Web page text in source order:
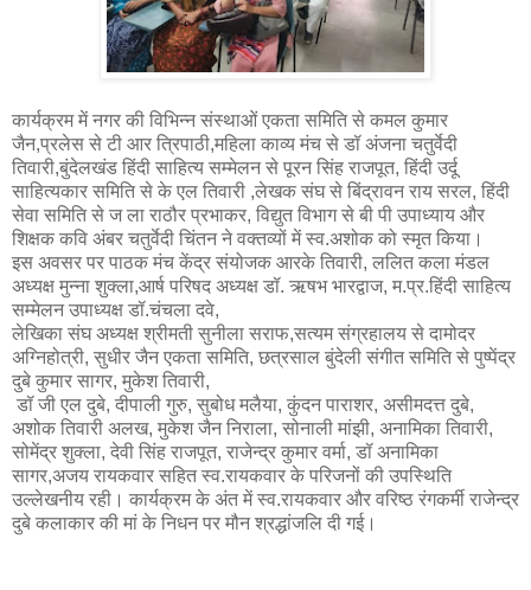
कार्यक्रम में नगर की विभिन्न संस्थाओं एकता समिति से कमल कुमार
जैन,प्रलेस से टी आर त्रिपाठी,महिला काव्य मंच से डॉ अंजना चतुर्वेदी
तिवारी,बुंदेलखंड हिंदी साहित्य सम्मेलन से पूरन सिंह राजपूत, हिंदी उर्दू
साहित्यकार समिति से के एल तिवारी ,लेखक संघ से बिंद्रावन राय सरल, हिंदी
सेवा समिति से ज ला राठौर प्रभाकर, विद्युत विभाग से बी पी उपाध्याय और
शिक्षक कवि अंबर‌ चतुर्वेदी चिंतन ने वक्तव्यों में स्व.अशोक को स्मृत किया।
इस अवसर पर पाठक मंच केंद्र संयोजक आरके तिवारी, ललित कला मंडल
अध्यक्ष मुन्ना शुक्ला,आर्ष परिषद अध्यक्ष डॉ. ऋषभ भारद्वाज, म.प्र.हिंदी साहित्य
सम्मेलन उपाध्यक्ष डॉ.चंचला दवे,
लेखिका संघ अध्यक्ष श्रीमती सुनीला सराफ,सत्यम संग्रहालय से दामोदर
अग्निहोत्री, सुधीर जैन एकता समिति, छत्रसाल बुंदेली संगीत समिति से पुष्पेंद्र
दुबे कुमार सागर, मुकेश तिवारी,
डॉ जी एल दुबे, दीपाली गुरु, सुबोध मलैया, कुंदन पाराशर, असीमदत्त दुबे,
अशोक तिवारी अलख, मुकेश जैन निराला, सोनाली मांझी, अनामिका तिवारी,
सोमेंद्र शुक्ला, देवी सिंह राजपूत, राजेन्द्र कुमार वर्मा, डॉ अनामिका
सागर,अजय रायकवार सहित स्व.रायकवार के परिजनों की उपस्थिति
उल्लेखनीय रही। कार्यक्रम के अंत में स्व.रायकवार और वरिष्ठ रंगकर्मी राजेन्द्र
दुबे कलाकार की मां के निधन पर मौन श्रद्धांजलि दी गई।